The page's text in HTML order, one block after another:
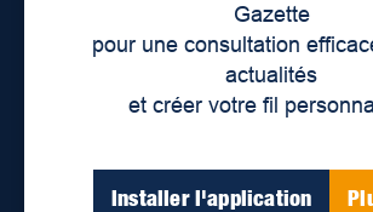
Gazette
pour une consultation
actualités
et créer votre fil
Installer l'application
Lieux de distribution